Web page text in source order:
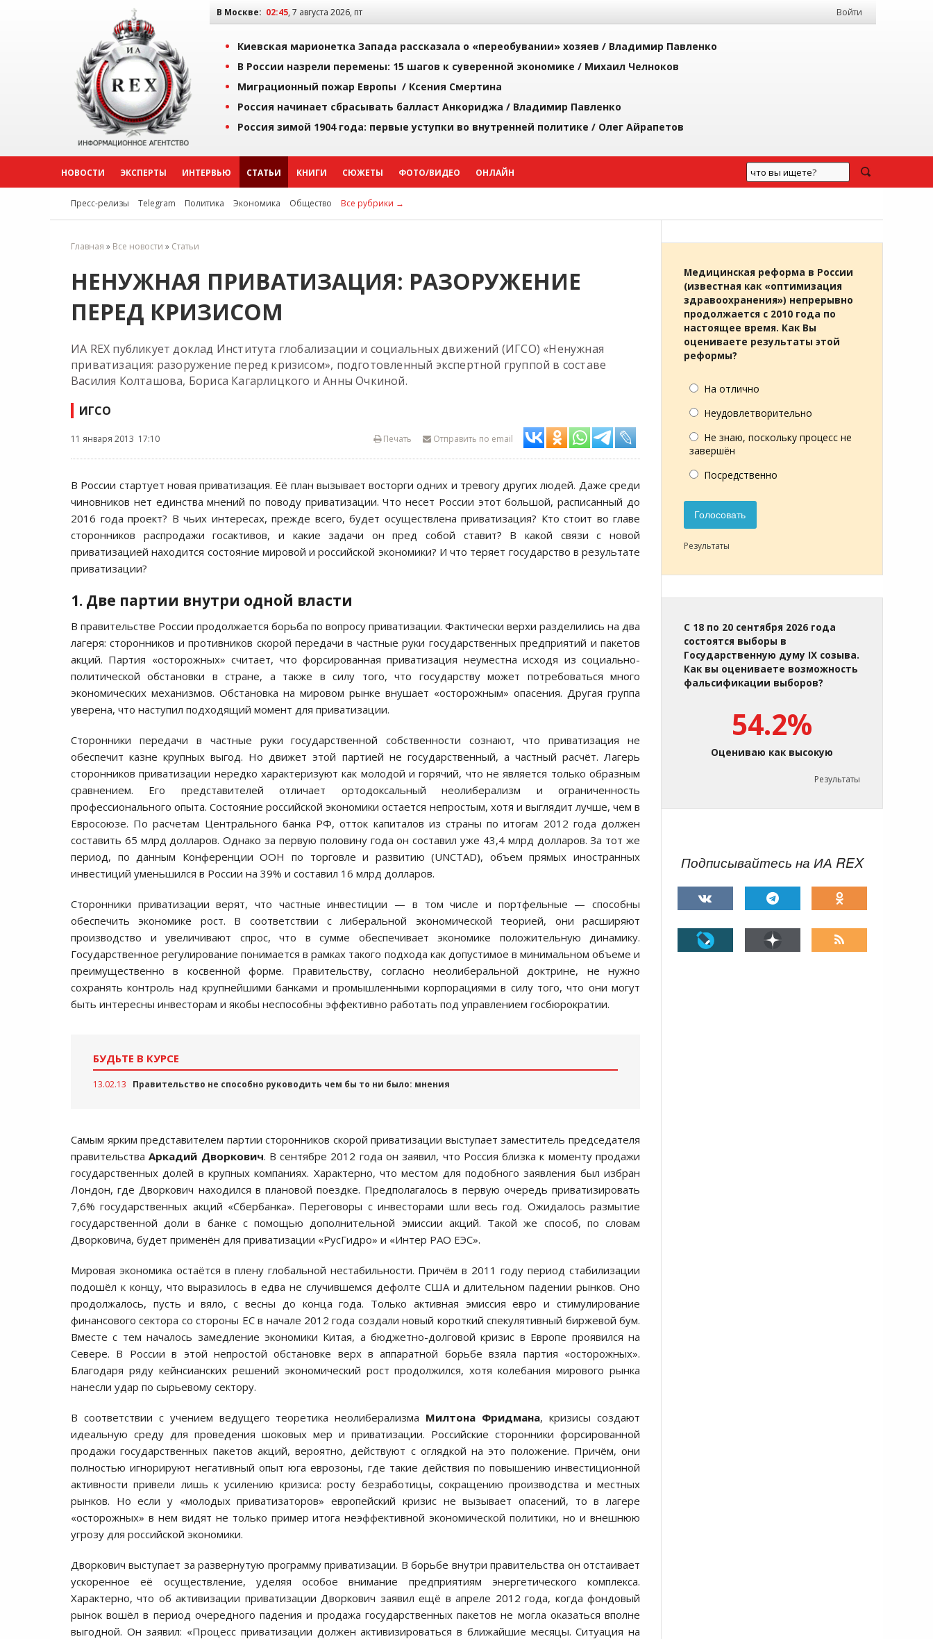
В Москве: 02:45, 7 августа 2026, пт Войти
Киевская марионетка Запада рассказала о «переобувании» хозяев / Владимир Павленко
В России назрели перемены: 15 шагов к суверенной экономике / Михаил Челноков
Миграционный пожар Европы / Ксения Смертина
Россия начинает сбрасывать балласт Анкориджа / Владимир Павленко
Россия зимой 1904 года: первые уступки во внутренней политике / Олег Айрапетов
НОВОСТИ ЭКСПЕРТЫ ИНТЕРВЬЮ СТАТЬИ КНИГИ СЮЖЕТЫ ФОТО/ВИДЕО ОНЛАЙН
Пресс-релизы Telegram Политика Экономика Общество Все рубрики →
Главная » Все новости » Статьи
НЕНУЖНАЯ ПРИВАТИЗАЦИЯ: РАЗОРУЖЕНИЕ
ПЕРЕД КРИЗИСОМ
ИА REX публикует доклад Института глобализации и социальных движений (ИГСО) «Ненужная
приватизация: разоружение перед кризисом», подготовленный экспертной группой в составе
Василия Колташова, Бориса Кагарлицкого и Анны Очкиной.
ИГСО
11 января 2013 17:10 Отправить по email
Печать
В России стартует новая приватизация. Её план вызывает восторги одних и тревогу других людей. Даже среди
чиновников нет единства мнений по поводу приватизации. Что несет России этот большой, расписанный до
2016 года проект? В чьих интересах, прежде всего, будет осуществлена приватизация? Кто стоит во главе
сторонников распродажи госактивов, и какие задачи он пред собой ставит? В какой связи с новой
приватизацией находится состояние мировой и российской экономики? И что теряет государство в результате
приватизации?
1. Две партии внутри одной власти
В правительстве России продолжается борьба по вопросу приватизации. Фактически верхи разделились на два
лагеря: сторонников и противников скорой передачи в частные руки государственных предприятий и пакетов
акций. Партия «осторожных» считает, что форсированная приватизация неуместна исходя из социально-
политической обстановки в стране, а также в силу того, что государству может потребоваться много
экономических механизмов. Обстановка на мировом рынке внушает «осторожным» опасения. Другая группа
уверена, что наступил подходящий момент для приватизации.
Сторонники передачи в частные руки государственной собственности сознают, что приватизация не
обеспечит казне крупных выгод. Но движет этой партией не государственный, а частный расчёт. Лагерь
сторонников приватизации нередко характеризуют как молодой и горячий, что не является только образным
сравнением. Его представителей отличает ортодоксальный неолиберализм и ограниченность
профессионального опыта. Состояние российской экономики остается непростым, хотя и выглядит лучше, чем в
Евросоюзе. По расчетам Центрального банка РФ, отток капиталов из страны по итогам 2012 года должен
составить 65 млрд долларов. Однако за первую половину года он составил уже 43,4 млрд долларов. За тот же
период, по данным Конференции ООН по торговле и развитию (UNCTAD), объем прямых иностранных
инвестиций уменьшился в России на 39% и составил 16 млрд долларов.
Сторонники приватизации верят, что частные инвестиции — в том числе и портфельные — способны
обеспечить экономике рост. В соответствии с либеральной экономической теорией, они расширяют
производство и увеличивают спрос, что в сумме обеспечивает экономике положительную динамику.
Государственное регулирование понимается в рамках такого подхода как допустимое в минимальном объеме и
преимущественно в косвенной форме. Правительству, согласно неолиберальной доктрине, не нужно
сохранять контроль над крупнейшими банками и промышленными корпорациями в силу того, что они могут
быть интересны инвесторам и якобы неспособны эффективно работать под управлением госбюрократии.
БУДЬТЕ В КУРСЕ
13.02.13 Правительство не способно руководить чем бы то ни было: мнения
Самым ярким представителем партии сторонников скорой приватизации выступает заместитель председателя
правительстваАркадий Дворкович. В сентябре 2012 года он заявил, что Россия близка к моменту продажи
государственных долей в крупных компаниях. Характерно, что местом для подобного заявления был избран
Лондон, где Дворкович находился в плановой поездке. Предполагалось в первую очередь приватизировать
7,6% государственных акций «Сбербанка». Переговоры с инвесторами шли весь год. Ожидалось размытие
государственной доли в банке с помощью дополнительной эмиссии акций. Такой же способ, по словам
Дворковича, будет применён для приватизации «РусГидро» и «Интер РАО ЕЭС».
Мировая экономика остаётся в плену глобальной нестабильности. Причём в 2011 году период стабилизации
подошёл к концу, что выразилось в едва не случившемся дефолте США и длительном падении рынков. Оно
продолжалось, пусть и вяло, с весны до конца года. Только активная эмиссия евро и стимулирование
финансового сектора со стороны ЕС в начале 2012 года создали новый короткий спекулятивный биржевой бум.
Вместе с тем началось замедление экономики Китая, а бюджетно-долговой кризис в Европе проявился на
Севере. В России в этой непростой обстановке верх в аппаратной борьбе взяла партия «осторожных».
Благодаря ряду кейнсианских решений экономический рост продолжился, хотя колебания мирового рынка
нанесли удар по сырьевому сектору.
В соответствии с учением ведущего теоретика неолиберализма Милтона Фридмана, кризисы создают
идеальную среду для проведения шоковых мер и приватизации. Российские сторонники форсированной
продажи государственных пакетов акций, вероятно, действуют с оглядкой на это положение. Причём, они
полностью игнорируют негативный опыт юга еврозоны, где такие действия по повышению инвестиционной
активности привели лишь к усилению кризиса: росту безработицы, сокращению производства и местных
рынков. Но если у «молодых приватизаторов» европейский кризис не вызывает опасений, то в лагере
«осторожных» в нем видят не только пример итога неэффективной экономической политики, но и внешнюю
угрозу для российской экономики.
Дворкович выступает за развернутую программу приватизации. В борьбе внутри правительства он отстаивает
ускоренное её осуществление, уделяя особое внимание предприятиям энергетического комплекса.
Характерно, что об активизации приватизации Дворкович заявил ещё в апреле 2012 года, когда фондовый
рынок вошёл в период очередного падения и продажа государственных пакетов не могла оказаться вполне
выгодной. Он заявил: «Процесс приватизации должен активизироваться в ближайшие месяцы. Ситуация на
Медицинская реформа в России
(известная как «оптимизация
здравоохранения») непрерывно
продолжается с 2010 года по
настоящее время. Как Вы
оцениваете результаты этой
реформы?
На отлично
Неудовлетворительно
Не знаю, поскольку процесс не
завершён
Посредственно
Голосовать
Результаты
С 18 по 20 сентября 2026 года
состоятся выборы в
Государственную думу IX созыва.
Как вы оцениваете возможность
фальсификации выборов?
54.2%
Оцениваю как высокую
Результаты
Подписывайтесь на ИА REX